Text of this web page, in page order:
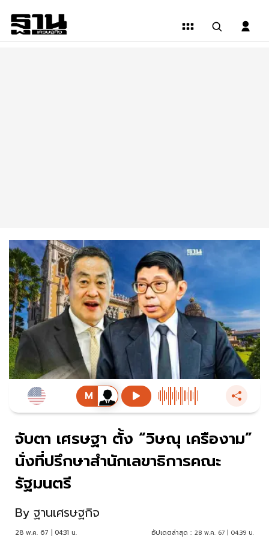
จับตา เศรษฐา ตั้ง “วิษณุ เครืองาม”
นั่งที่ปรึกษาสำนักเลขาธิการคณะ
รัฐมนตรี
By ฐานเศรษฐกิจ
28 พ.ค. 67 | 04:31 น. อัปเดตล่าสุด : 28 พ.ค. 67 | 04:39 น.